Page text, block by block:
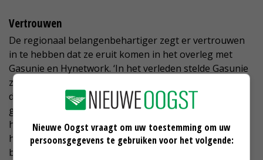
Vertrouwen
De regionaal belangenbehartiger zegt er vertrouwen
in te hebben dat ze eruit komen in het overleg met
Gasunie en Hynetwork. ‘In het verleden stelde Gasunie
zich altijd fatsoenlijk op. Er waren maar weinig boeren
die moeilijkheden met hen hadden. Maar we willen ons
goed voorbereiden op wat nog komen gaat. We
houden elkaar daarom via een appgroep goed op de
hoogte. De ervaring leert dat het gedonder vaak pas
begint, als er daadwerkelijk wordt gewerkt.’
Nieuwe Oogst vraagt om uw toestemming om uw
persoonsgegevens te gebruiken voor het volgende: